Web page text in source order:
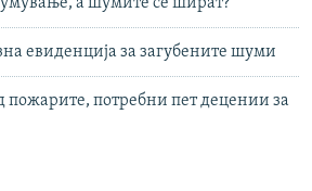
евиденција за загубените шуми
потребни пет децении за